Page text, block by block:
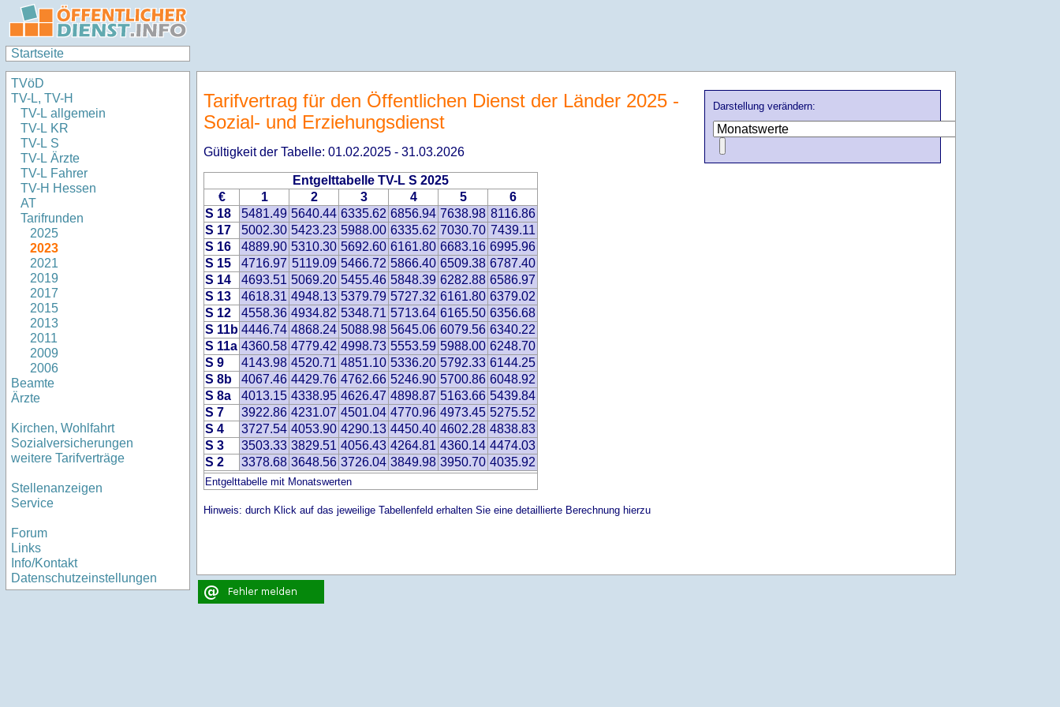
Startseite
TVöD
TV-L, TV-H
TV-L allgemein
TV-L KR
TV-L S
TV-L Ärzte
TV-L Fahrer
TV-H Hessen
AT
Tarifrunden
2025
2023
2021
2019
2017
2015
2013
2011
2009
2006
Beamte
Ärzte
Kirchen, Wohlfahrt
Sozialversicherungen
weitere Tarifverträge
Stellenanzeigen
Service
Forum
Links
Info/Kontakt
Datenschutzeinstellungen
Darstellung verändern:
Tarifvertrag für den Öffentlichen Dienst der Länder 2025 -
Sozial- und Erziehungsdienst
Gültigkeit der Tabelle: 01.02.2025 - 31.03.2026
Entgelttabelle TV-L S 2025
€
1 2 3 4 5
6
S 18
5481.49 5640.44 6335.62 6856.94 7638.98 8116.86
S 17
5002.30 5423.23 5988.00 6335.62 7030.70 7439.11
S 16
4889.90 5310.30 5692.60 6161.80 6683.16 6995.96
S 15
4716.97 5119.09 5466.72 5866.40 6509.38 6787.40
S 14
4693.51 5069.20 5455.46 5848.39 6282.88 6586.97
S 13
4618.31 4948.13 5379.79 5727.32 6161.80 6379.02
S 12
4558.36 4934.82 5348.71 5713.64 6165.50 6356.68
S 11b 4446.74 4868.24 5088.98 5645.06 6079.56 6340.22
S 11a 4360.58 4779.42 4998.73 5553.59 5988.00 6248.70
S 9
4143.98 4520.71 4851.10 5336.20 5792.33 6144.25
S 8b
4067.46 4429.76 4762.66 5246.90 5700.86 6048.92
S 8a
4013.15 4338.95 4626.47 4898.87 5163.66 5439.84
S 7
3922.86 4231.07 4501.04 4770.96 4973.45 5275.52
S 4
3727.54 4053.90 4290.13 4450.40 4602.28 4838.83
S 3
3503.33 3829.51 4056.43 4264.81 4360.14 4474.03
S 2
3378.68 3648.56 3726.04 3849.98 3950.70 4035.92
Entgelttabelle mit Monatswerten
Hinweis: durch Klick auf das jeweilige Tabellenfeld erhalten Sie eine detaillierte Berechnung hierzu